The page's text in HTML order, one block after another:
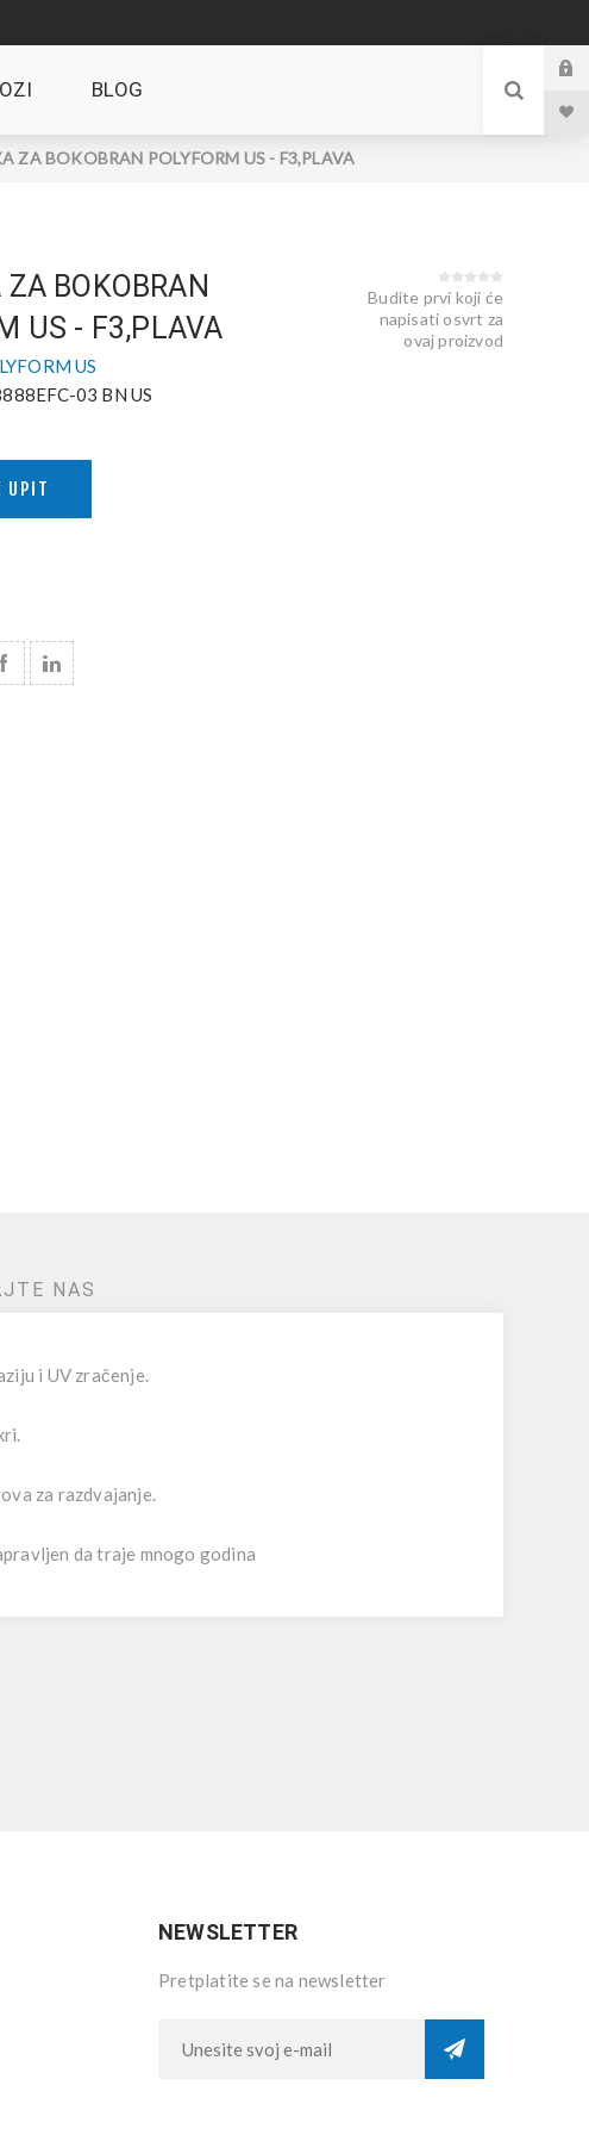
BLOG
ZA BOKOBRAN POLYFORM US - F3,PLAVA
BOKOBRAN
US - F3,PLAVA
US
03 BN US
Budite prvi koji će
napisati osvrt za
ovaj proizvod
UPIT
NAS
i UV zračenje.
za razdvajanje.
da traje mnogo godina
NEWSLETTER
Pretplatite se na newsletter